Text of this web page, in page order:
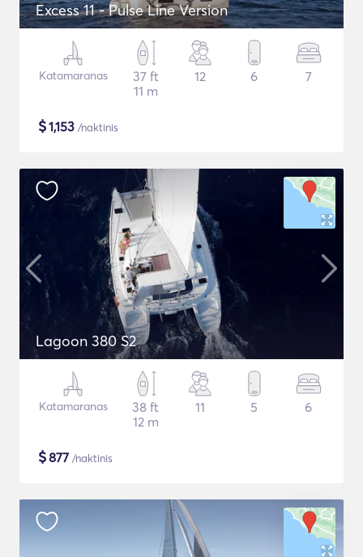
Excess 11 - Pulse Line Version
Katamaranas
37 ft
11 m
12 6 7
$1,153 /naktinis
Lagoon 380 S2
Katamaranas
38 ft
12 m
11 5 6
$877 /naktinis